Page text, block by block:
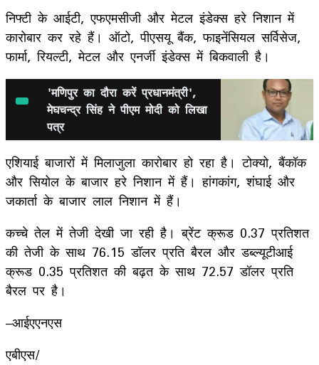
निफ्टी के आईटी, एफएमसीजी और मेटल इंडेक्स हरे निशान में
कारोबार कर रहे हैं। ऑटो, पीएसयू बैंक, फाइनेंसियल सर्विसेज,
फार्मा, रियल्टी, मेटल और एनर्जी इंडेक्स में बिकवाली है।
'मणिपुर का दौरा करें प्रधानमंत्री',
मेघचन्द्र सिंह ने पीएम मोदी को लिखा
पत्र
एशियाई बाजारों में मिलाजुला कारोबार हो रहा है। टोक्यो, बैंकॉक
और सियोल के बाजार हरे निशान में हैं। हांगकांग, शंघाई और
जकार्ता के बाजार लाल निशान में हैं।
कच्चे तेल में तेजी देखी जा रही है। ब्रेंट क्रूड 0.37 प्रतिशत
की तेजी के साथ 76.15 डॉलर प्रति बैरल और डब्ल्यूटीआई
क्रूड 0.35 प्रतिशत की बढ़त के साथ 72.57 डॉलर प्रति
बैरल पर है।
–आईएएनएस
एबीएस/